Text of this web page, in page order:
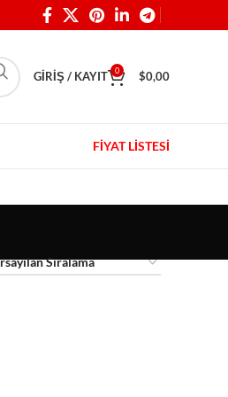
GIRIŞ / KAYIT 0 $0,00
FİYAT LİSTESİ